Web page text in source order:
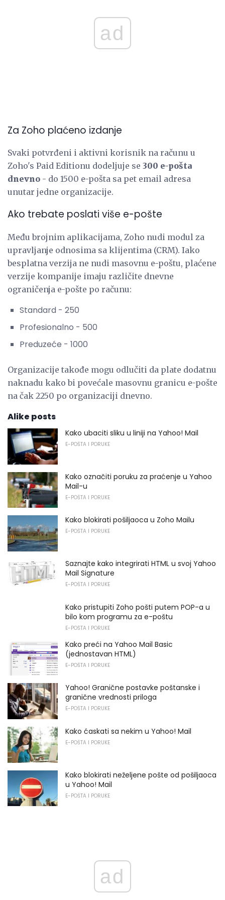
ad
Za Zoho plaćeno izdanje
Svaki potvrđeni i aktivni korisnik na računu u
Zoho's Paid Editionu dodeljuje se 300 e-pošta
dnevno - do 1500 e-pošta sa pet email adresa
unutar jedne organizacije.
Ako trebate poslati više e-pošte
Među brojnim aplikacijama, Zoho nudi modul za
upravljanje odnosima sa klijentima (CRM). Iako
besplatna verzija ne nudi masovnu e-poštu, plaćene
verzije kompanije imaju različite dnevne
ograničenja e-pošte po računu:
Standard - 250
Profesionalno - 500
Preduzeće - 1000
Organizacije takođe mogu odlučiti da plate dodatnu
naknadu kako bi povećale masovnu granicu e-pošte
na čak 2250 po organizaciji dnevno.
Alike posts
Kako ubaciti sliku u liniji na Yahoo! Mail
E-POŠTA I PORUKE
Kako označiti poruku za praćenje u Yahoo
Mail-u
E-POŠTA I PORUKE
Kako blokirati pošiljaoca u Zoho Mailu
E-POŠTA I PORUKE
Saznajte kako integrirati HTML u svoj Yahoo
Mail Signature
E-POŠTA I PORUKE
Kako pristupiti Zoho pošti putem POP-a u
bilo kom programu za e-poštu
E-POŠTA I PORUKE
Kako preći na Yahoo Mail Basic
(jednostavan HTML)
E-POŠTA I PORUKE
Yahoo! Granične postavke poštanske i
granične vrednosti priloga
E-POŠTA I PORUKE
Kako ćaskati sa nekim u Yahoo! Mail
E-POŠTA I PORUKE
Kako blokirati neželjene pošte od pošiljaoca
u Yahoo! Mail
E-POŠTA I PORUKE
ad